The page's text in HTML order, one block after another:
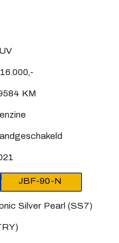
KM
JBF-90-N
Silver Pearl (SS7)